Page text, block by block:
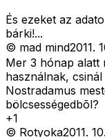
És ezeket az
bárki!...
© mad mind2011.
Mer 3 hónap alatt
használnak,
Nostradamus
bölcsességedbõl?
+1
© Rotyoka2011.